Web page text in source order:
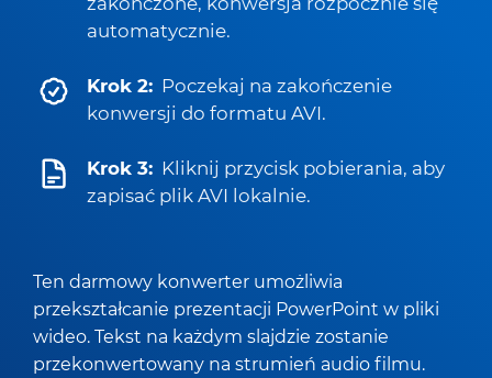
automatycznie.
Krok 2: Poczekaj na zakończenie
konwersji do formatu AVI.
Krok 3: Kliknij przycisk pobierania, aby
zapisać plik AVI lokalnie.
Ten darmowy konwerter umożliwia
przekształcanie prezentacji PowerPoint w pliki
wideo. Tekst na każdym slajdzie zostanie
przekonwertowany na strumień audio filmu.